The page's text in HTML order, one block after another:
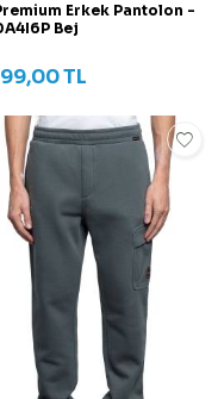
Erkek Pantolon -
Bej
TL